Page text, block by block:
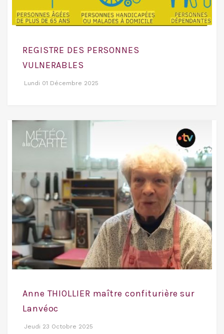
REGISTRE DES PERSONNES
VULNERABLES
Lundi 01 Décembre 2025
Anne THIOLLIER maître confiturière sur
Lanvéoc
Jeudi 23 Octobre 2025